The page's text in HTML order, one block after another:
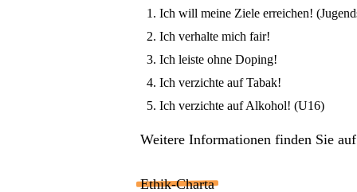
Ich will meine Ziele erreichen!
Ich verhalte mich fair!
Ich leiste ohne Doping!
Ich verzichte auf Tabak!
Ich verzichte auf Alkohol! (U16)
Weitere Informationen finden Sie
Ethik-Charta